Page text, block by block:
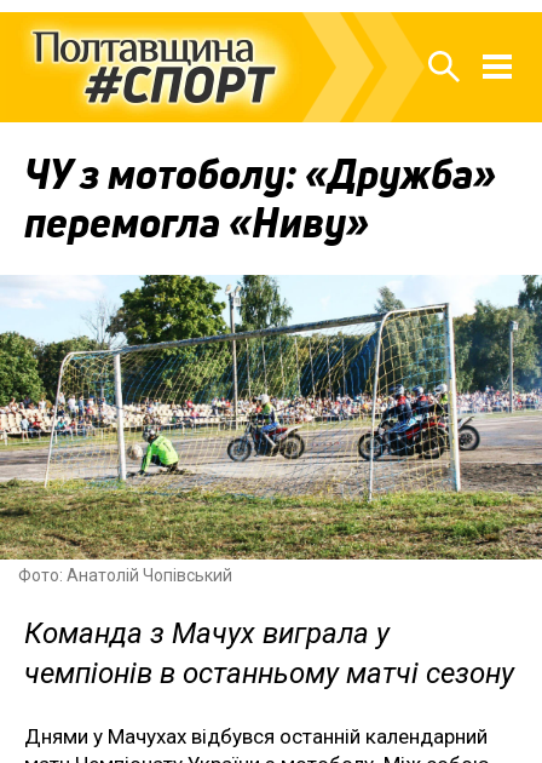
ЧУ з мотоболу: «Дружба»
перемогла «Ниву»
Фото: Анатолій Чопівський
Команда з Мачух виграла у
чемпіонів в останньому матчі сезону
Днями у Мачухах відбувся останній календарний